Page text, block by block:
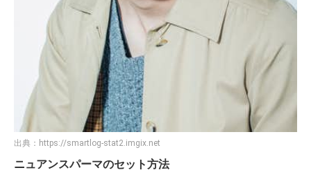
出典： https://smartlog-stat2.imgix.net
ニュアンスパーマのセット方法